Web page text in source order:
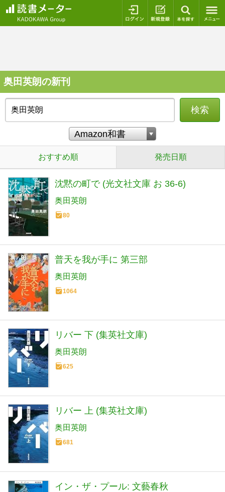
ログイン 新規登録
奥田英朗の新刊
検索
おすすめ順 発売日順
沈黙の町で (光文社文庫 お 36-6)
奥田英朗
80
普天を我が手に 第三部
奥田英朗
1064
リバー 下 (集英社文庫)
奥田英朗
625
リバー 上 (集英社文庫)
奥田英朗
681
イン・ザ・プール: 文藝春秋